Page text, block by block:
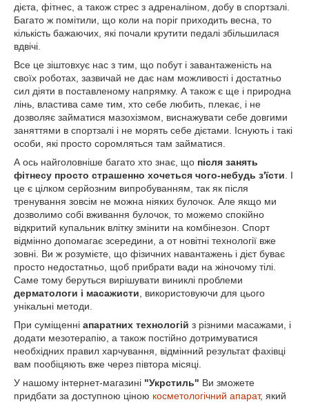
дієта, фітнес, а також стрес з адреналіном, добу в спортзалі.
Багато ж помітили, що коли на поріг приходить весна, то
кількість бажаючих, які почали крутити педалі збільшилася
вдвічі.
Все це зіштовхує нас з тим, що побут і завантаженість на
своїх роботах, зазвичай не дає нам можливості і достатньо
сил діяти в поставленому напрямку. А також є ще і природна
лінь, властива саме тим, хто себе любить, плекає, і не
дозволяє займатися мазохізмом, виснажувати себе довгими
заняттями в спортзалі і не морять себе дієтами. Існують і такі
особи, які просто соромляться там займатися.
А ось найголовніше багато хто знає, що після занять
фітнесу просто страшенно хочеться чого-небудь з'їсти . І
це є цілком серйозним випробуванням, так як після
тренування зовсім не можна ніяких булочок. Але якщо ми
дозволимо собі вживання булочок, то можемо спокійно
відкритий купальник влітку змінити на комбінезон. Спорт
відмінно допомагає зсередини, а от новітні технології вже
зовні. Ви ж розумієте, що фізичних навантажень і дієт буває
просто недостатньо, щоб прибрати вади на жіночому тілі.
Саме тому беруться вирішувати виниклі проблеми
дерматологи і масажисти , використовуючи для цього
унікальні методи.
При суміщенні апаратних технологій з різними масажами, і
додати мезотерапію, а також постійно дотримуватися
необхідних правил харчування, відмінний результат фахівці
вам пообіцяють вже через півтора місяці.
У нашому інтернет-магазині "Укрстиль" Ви зможете
придбати за доступною ціною косметологічний апарат, який